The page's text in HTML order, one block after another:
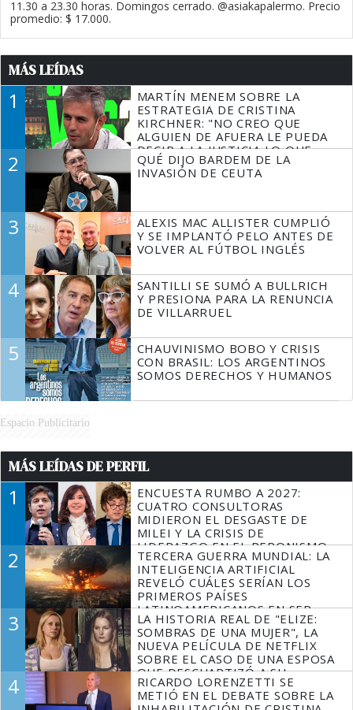
11.30 a 23.30 horas. Domingos cerrado. @asiakapalermo. Precio
promedio: $ 17.000.
MÁS LEÍDAS
1
MARTÍN MENEM SOBRE LA
ESTRATEGIA DE CRISTINA
KIRCHNER: "NO CREO QUE
ALGUIEN DE AFUERA LE PUEDA
DECIR A LA JUSTICIA LO QUE
TIENE QUE HACER"
2
QUÉ DIJO BARDEM DE LA
INVASIÓN DE CEUTA
3
ALEXIS MAC ALLISTER CUMPLIÓ
Y SE IMPLANTÓ PELO ANTES DE
VOLVER AL FÚTBOL INGLÉS
4
SANTILLI SE SUMÓ A BULLRICH
Y PRESIONA PARA LA RENUNCIA
DE VILLARRUEL
5
CHAUVINISMO BOBO Y CRISIS
CON BRASIL: LOS ARGENTINOS
SOMOS DERECHOS Y HUMANOS
Espacio Publicitario
MÁS LEÍDAS DE PERFIL
1
ENCUESTA RUMBO A 2027:
CUATRO CONSULTORAS
MIDIERON EL DESGASTE DE
MILEI Y LA CRISIS DE
LIDERAZGO EN EL PERONISMO
2
TERCERA GUERRA MUNDIAL: LA
INTELIGENCIA ARTIFICIAL
REVELÓ CUÁLES SERÍAN LOS
PRIMEROS PAÍSES
LATINOAMERICANOS EN SER
DERROTADOS
3
LA HISTORIA REAL DE "ELIZE:
SOMBRAS DE UNA MUJER", LA
NUEVA PELÍCULA DE NETFLIX
SOBRE EL CASO DE UNA ESPOSA
QUE DESCUARTIZÓ A SU
MARIDO
4
RICARDO LORENZETTI SE
METIÓ EN EL DEBATE SOBRE LA